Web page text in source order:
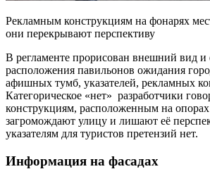
Рекламным конструкциям на фонарях
они перекрывают перспективу
В регламенте прорисован внешний вид и
расположения павильонов ожидания
афишных тумб, указателей, рекламных
Категорическое «нет» разработчики
конструкциям, расположенным на
загромождают улицу и лишают её
указателям для туристов претензий нет.
Информация на фасадах